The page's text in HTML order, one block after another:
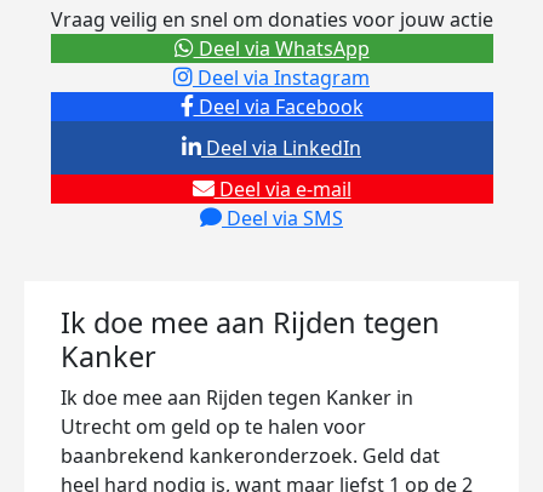
Vraag veilig en snel om donaties voor jouw actie
Deel via Facebook
Deel via Instagram
Deel via e-mail
Deel via SMS
Deel via LinkedIn
Deel via WhatsApp
Ik doe mee aan Rijden tegen
Kanker
Ik doe mee aan Rijden tegen Kanker in
Utrecht om geld op te halen voor
baanbrekend kankeronderzoek. Geld dat
heel hard nodig is, want maar liefst 1 op de 2